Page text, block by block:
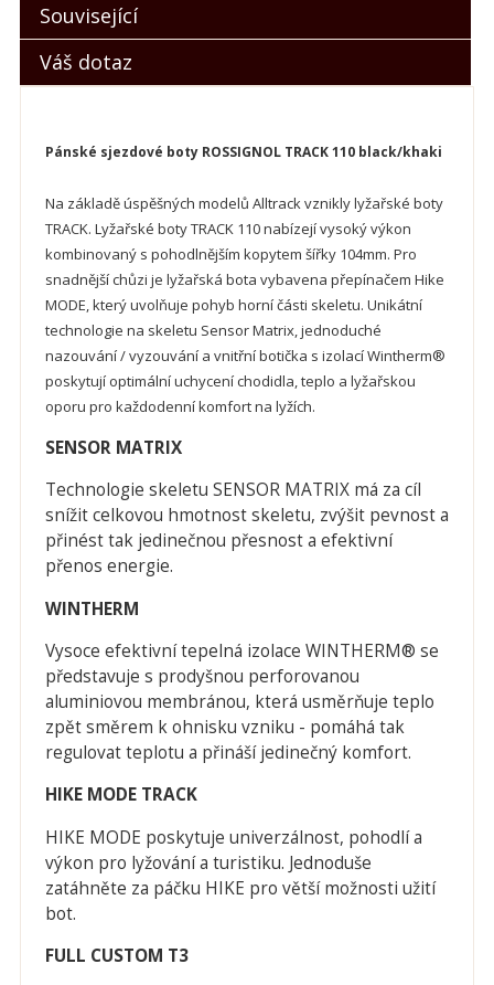
Související
Váš dotaz
Pánské sjezdové boty ROSSIGNOL TRACK 110 black/khaki
Na základě úspěšných modelů Alltrack vznikly lyžařské boty
TRACK. Lyžařské boty TRACK 110 nabízejí vysoký výkon
kombinovaný s pohodlnějším kopytem šířky 104mm. Pro
snadnější chůzi je lyžařská bota vybavena přepínačem Hike
MODE, který uvolňuje pohyb horní části skeletu. Unikátní
technologie na skeletu Sensor Matrix, jednoduché
nazouvání / vyzouvání a vnitřní botička s izolací Wintherm®
poskytují optimální uchycení chodidla, teplo a lyžařskou
oporu pro každodenní komfort na lyžích.
SENSOR MATRIX
Technologie skeletu SENSOR MATRIX má za cíl
snížit celkovou hmotnost skeletu, zvýšit pevnost a
přinést tak jedinečnou přesnost a efektivní
přenos energie.
WINTHERM
Vysoce efektivní tepelná izolace WINTHERM® se
představuje s prodyšnou perforovanou
aluminiovou membránou, která usměrňuje teplo
zpět směrem k ohnisku vzniku - pomáhá tak
regulovat teplotu a přináší jedinečný komfort.
HIKE MODE TRACK
HIKE MODE poskytuje univerzálnost, pohodlí a
výkon pro lyžování a turistiku. Jednoduše
zatáhněte za páčku HIKE pro větší možnosti užití
bot.
FULL CUSTOM T3